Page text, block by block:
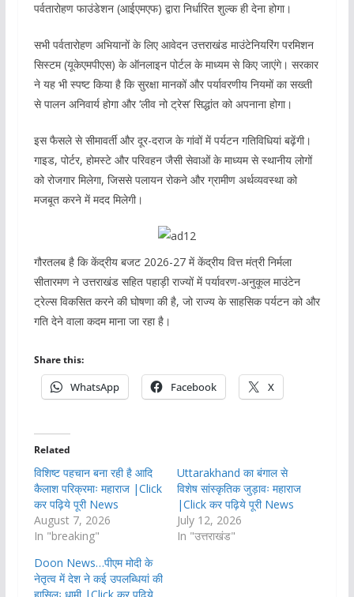
पर्वतारोहण फाउंडेशन (आईएमएफ) द्वारा निर्धारित शुल्क ही देना होगा।
सभी पर्वतारोहण अभियानों के लिए आवेदन उत्तराखंड माउंटेनियरिंग परमिशन
सिस्टम (यूकेएमपीएस) के ऑनलाइन पोर्टल के माध्यम से किए जाएंगे। सरकार
ने यह भी स्पष्ट किया है कि सुरक्षा मानकों और पर्यावरणीय नियमों का सख्ती
से पालन अनिवार्य होगा और ‘लीव नो ट्रेस’ सिद्धांत को अपनाना होगा।
इस फैसले से सीमावर्ती और दूर-दराज के गांवों में पर्यटन गतिविधियां बढ़ेंगी।
गाइड, पोर्टर, होमस्टे और परिवहन जैसी सेवाओं के माध्यम से स्थानीय लोगों
को रोजगार मिलेगा, जिससे पलायन रोकने और ग्रामीण अर्थव्यवस्था को
मजबूत करने में मदद मिलेगी।
गौरतलब है कि केंद्रीय बजट 2026-27 में केंद्रीय वित्त मंत्री निर्मला
सीतारमण ने उत्तराखंड सहित पहाड़ी राज्यों में पर्यावरण-अनुकूल माउंटेन
ट्रेल्स विकसित करने की घोषणा की है, जो राज्य के साहसिक पर्यटन को और
गति देने वाला कदम माना जा रहा है।
Share this:
WhatsApp Facebook X
Related
विशिष्ट पहचान बना रही है आदि
कैलाश परिक्रमाः महाराज |Click
कर पढ़िये पूरी News
August 7, 2026
In "breaking"
Uttarakhand का बंगाल से
विशेष सांस्कृतिक जुड़ावः महाराज
|Click कर पढ़िये पूरी News
July 12, 2026
In "उत्तराखंड"
Doon News…पीएम मोदी के
नेतृत्व में देश ने कई उपलब्धियां की